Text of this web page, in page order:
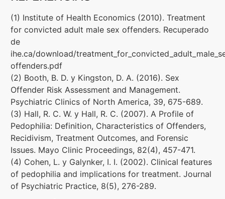
(1) Institute of Health Economics (2010). Treatment
for convicted adult male sex offenders. Recuperado
de
ihe.ca/download/
offenders.pdf
(2) Booth, B. D. y Kingston, D. A. (2016). Sex
Offender Risk Assessment and Management.
Psychiatric Clinics of North America, 39, 675-689.
(3) Hall, R. C. W. y Hall, R. C. (2007). A Profile of
Pedophilia: Definition, Characteristics of Offenders,
Recidivism, Treatment Outcomes, and Forensic
Issues. Mayo Clinic Proceedings, 82(4), 457-471.
(4) Cohen, L. y Galynker, I. I. (2002). Clinical features
of pedophilia and implications for treatment. Journal
of Psychiatric Practice, 8(5), 276-289.